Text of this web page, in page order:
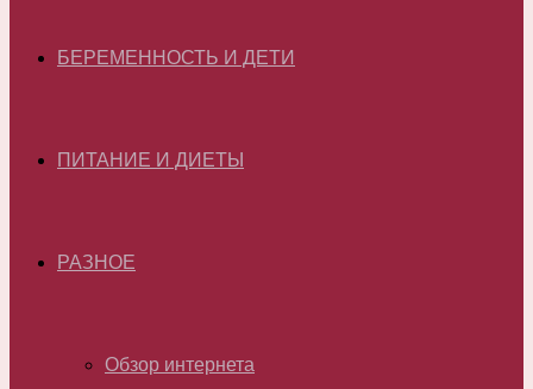
БЕРЕМЕННОСТЬ И ДЕТИ
ПИТАНИЕ И ДИЕТЫ
РАЗНОЕ
Обзор интернета